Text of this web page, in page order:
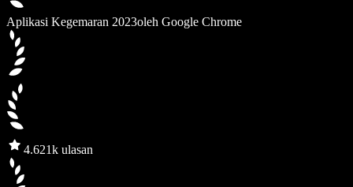
Aplikasi Kegemaran 2023oleh Google Chrome
4.621k ulasan